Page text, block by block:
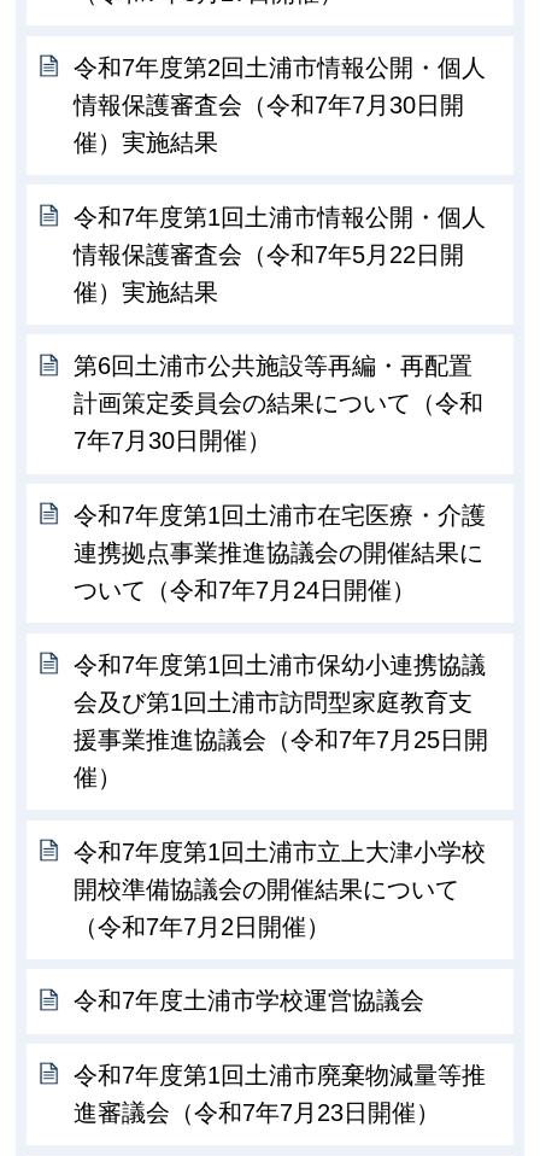
令和7年度第2回土浦市情報公開・個人
情報保護審査会（令和7年7月30日開
催）実施結果
令和7年度第1回土浦市情報公開・個人
情報保護審査会（令和7年5月22日開
催）実施結果
第6回土浦市公共施設等再編・再配置
計画策定委員会の結果について（令和
7年7月30日開催）
令和7年度第1回土浦市在宅医療・介護
連携拠点事業推進協議会の開催結果に
ついて（令和7年7月24日開催）
令和7年度第1回土浦市保幼小連携協議
会及び第1回土浦市訪問型家庭教育支
援事業推進協議会（令和7年7月25日開
催）
令和7年度第1回土浦市立上大津小学校
開校準備協議会の開催結果について
（令和7年7月2日開催）
令和7年度土浦市学校運営協議会
令和7年度第1回土浦市廃棄物減量等推
進審議会（令和7年7月23日開催）